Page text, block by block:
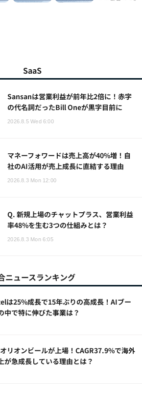
SaaS
Sansanは営業利益が前年比2倍に！赤字
の代名詞だったBill Oneが黒字目前に
2026.8.5 Wed 6:00
マネーフォワードは売上高が40%増！自
社のAI活用が売上成長に直結する理由
2026.8.3 Mon 12:00
Q. 新規上場のチャットプラス、営業利益
率48%を生む3つの仕組みとは？
2026.8.3 Mon 6:05
ニュースランキング
は25%成長で15年ぶりの高成長！AIブー
中で特に伸びた事業は？
リオンビールが上場！CAGR37.9%で海外
が急成長している理由とは？